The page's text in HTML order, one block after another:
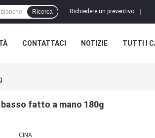
Richiedere un preventivo
Ricerca
CONTATTACI NOTIZIE TUTTI I
fatto a mano 180g
CINA